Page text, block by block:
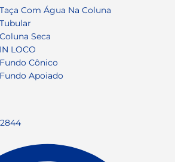
Com Água Na Coluna
Seca
LOCO
Cônico
Apoiado